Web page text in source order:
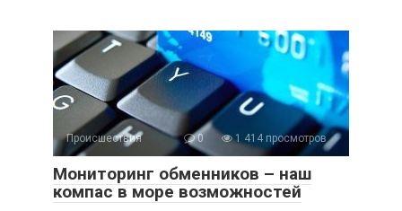
Происшествия 0 1 414 просмотров
Мониторинг обменников – наш
компас в море возможностей